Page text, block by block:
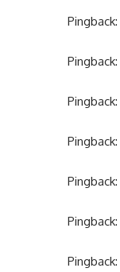
Pingback:
Pingback:
Pingback:
Pingback:
Pingback:
Pingback:
Pingback: